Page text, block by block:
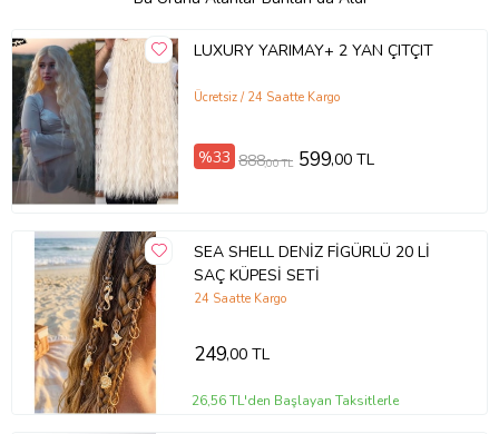
LUXURY YARIMAY+ 2 YAN ÇITÇIT
Ücretsiz / 24 Saatte Kargo
%33 888,00 TL 599,00 TL
SEA SHELL DENİZ FİGÜRLÜ 20 Lİ
SAÇ KÜPESİ SETİ
24 Saatte Kargo
249,00 TL
26,56 TL'den Başlayan Taksitlerle